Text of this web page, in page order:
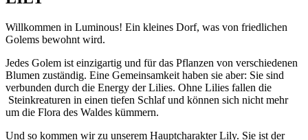
Willkommen in Luminous! Ein kleines Dorf, was von friedlichen
Golems bewohnt wird.
Jedes Golem ist einzigartig und für das Pflanzen von verschiedenen
Blumen zuständig. Eine Gemeinsamkeit haben sie aber: Sie sind
verbunden durch die Energy der Lilies. Ohne Lilies fallen die
Steinkreaturen in einen tiefen Schlaf und können sich nicht mehr
um die Flora des Waldes kümmern.
Und so kommen wir zu unserem Hauptcharakter Lily. Sie ist der